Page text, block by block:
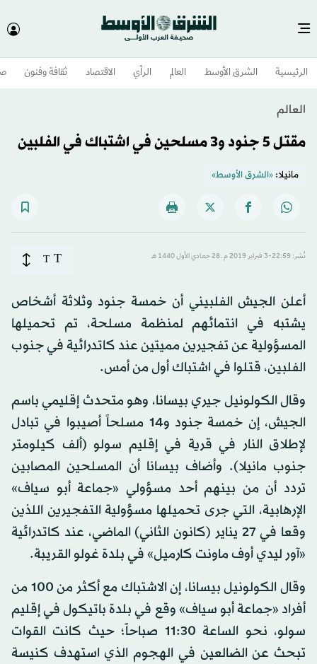
الرئيسية الشرق الأوسط​ العالم الرأي الاقتصاد ثقافة وفنون
العالم
مقتل 5 جنود و3 مسلحين في اشتباك في الفلبين
مانيلا:«الشرق الأوسط»
نُشر: 22:59-3 فبراير 2019 م ـ 28 جمادي الأول 1440 هـ T
T
أعلن الجيش الفلبيني أن خمسة جنود وثلاثة أشخاص
يشتبه في انتمائهم لمنظمة مسلحة، تم تحميلها
المسؤولية عن تفجيرين مميتين عند كاتدرائية في جنوب
الفلبين، قتلوا في اشتباك أول من أمس.
وقال الكولونيل جيري بيسانا، وهو متحدث إقليمي باسم
الجيش، إن خمسة جنود و14 مسلحاً أصيبوا في تبادل
لإطلاق النار في قرية في إقليم سولو (ألف كيلومتر
جنوب مانيلا). وأضاف بيسانا أن المسلحين المصابين
تردد أن من بينهم أحد مسؤولي «جماعة أبو سياف»
الإرهابية، التي جرى تحميلها مسؤولية التفجيرين اللذين
وقعا في 27 يناير (كانون الثاني) الماضي، عند كاتدرائية
«آور ليدي أوف ماونت كارميل» في بلدة غولو القريبة.
وقال الكولونيل بيسانا، إن الاشتباك مع أكثر من 100 من
أفراد «جماعة أبو سياف» وقع في بلدة باتيكول في إقليم
سولو، نحو الساعة 11:30 صباحاً؛ حيث كانت القوات
تبحث عن الضالعين في الهجوم الذي استهدف كنيسة